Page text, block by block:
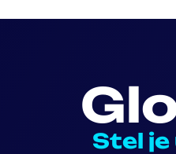
Stel